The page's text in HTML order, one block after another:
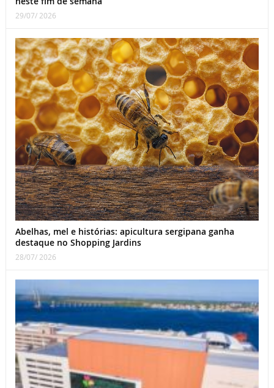
29/07/ 2026
Abelhas, mel e histórias: apicultura sergipana ganha
destaque no Shopping Jardins
28/07/ 2026